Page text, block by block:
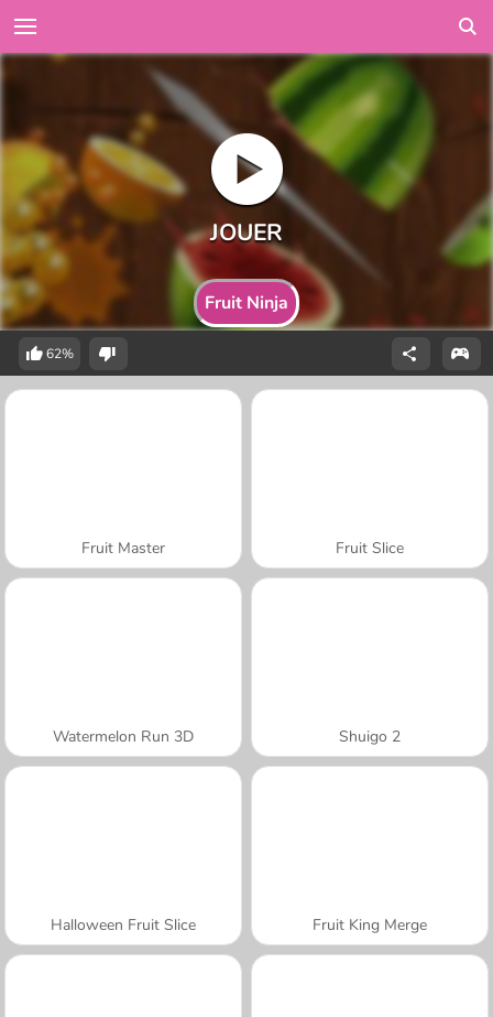
Fruit Ninja
62%
Fruit Master Fruit Slice
Watermelon Run 3D Shuigo 2
Halloween Fruit Slice Fruit King Merge